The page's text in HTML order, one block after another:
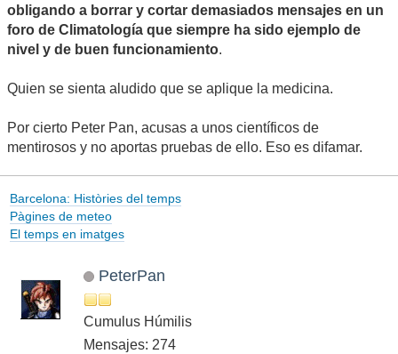
obligando a borrar y cortar demasiados mensajes en un
foro de Climatología que siempre ha sido ejemplo de
nivel y de buen funcionamiento.
Quien se sienta aludido que se aplique la medicina.
Por cierto Peter Pan, acusas a unos científicos de
mentirosos y no aportas pruebas de ello. Eso es difamar.
Barcelona: Històries del temps
Pàgines de meteo
El temps en imatges
PeterPan
Cumulus Húmilis
Mensajes: 274